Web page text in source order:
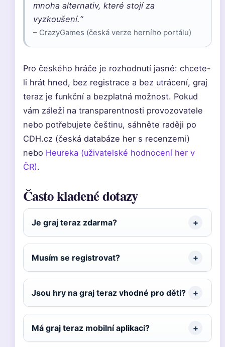
mnoha alternativ, které stojí za
vyzkoušení.“
– CrazyGames (česká verze herního portálu)
Pro českého hráče je rozhodnutí jasné: chcete-
li hrát hned, bez registrace a bez utrácení, graj
teraz je funkční a bezplatná možnost. Pokud
vám záleží na transparentnosti provozovatele
nebo potřebujete češtinu, sáhněte raději po
CDH.cz (česká databáze her s recenzemi)
nebo Heureka (uživatelské hodnocení her v
ČR).
Často kladené dotazy
Je graj teraz zdarma?
Musím se registrovat?
Jsou hry na graj teraz vhodné pro děti?
Má graj teraz mobilní aplikaci?